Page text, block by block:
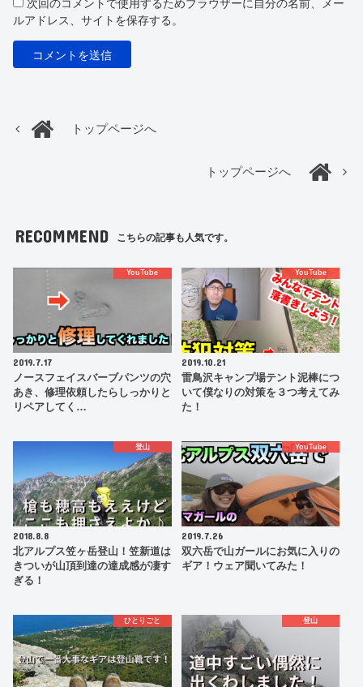
次回のコメントで使用するためブラウザーに自分の名前、メー
ルアドレス、サイトを保存する。
トップページへ
トップページへ
RECOMMEND こちらの記事も人気です。
YouTube
2019.7.17
ノースフェイスバーブパンツの穴
あき、修理依頼したらしっかりと
リペアしてく…
YouTube
2019.10.21
雷鳥沢キャンプ場テント泥棒につ
いて僕なりの対策を３つ考えてみ
た！
登山
2018.8.8
北アルプス笠ヶ岳登山！笠新道は
きついが山頂到達の達成感が凄す
ぎる！
YouTube
2019.7.26
双六岳で山ガールにお気に入りの
ギア！ウェア聞いてみた！
ひとりごと 登山